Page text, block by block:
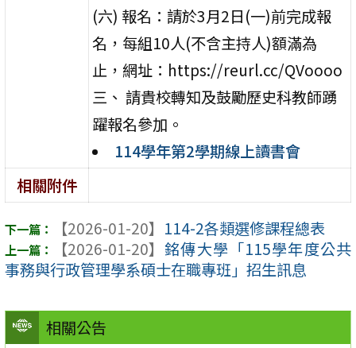
相關公告
(六) 報名：請於3月2日(一)前完成報
名，每組10人(不含主持人)額滿為
止，網址：https://reurl.cc/QVoooo
三、 請貴校轉知及鼓勵歷史科教師踴
躍報名參加。
114學年第2學期線上讀書會
相關附件
【2026-01-20】 114-2各類選修課程總表
【2026-01-20】 銘傳大學「115學年度公共
事務與行政管理學系碩士在職專班」招生訊息